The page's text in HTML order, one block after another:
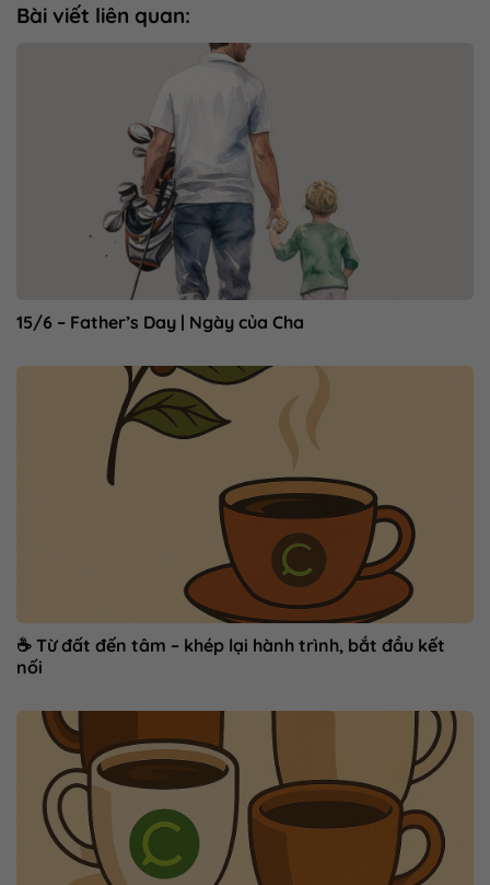
Bài viết liên quan:
15/6 – Father’s Day | Ngày của Cha
☕ Từ đất đến tâm – khép lại hành trình, bắt đầu kết
nối